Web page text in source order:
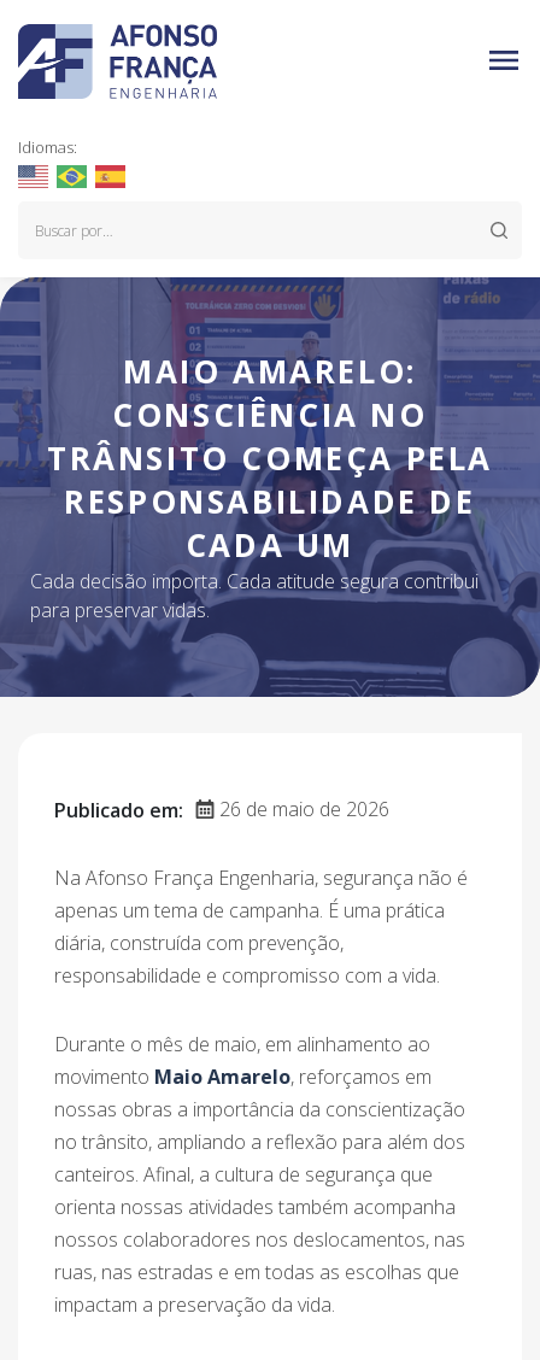
Idiomas:
MAIO AMARELO:
CONSCIÊNCIA NO
TRÂNSITO COMEÇA PELA
RESPONSABILIDADE DE
CADA UM
Cada decisão importa. Cada atitude segura contribui
para preservar vidas.
Publicado em: 26 de maio de 2026
Na Afonso França Engenharia, segurança não é
apenas um tema de campanha. É uma prática
diária, construída com prevenção,
responsabilidade e compromisso com a vida.
Durante o mês de maio, em alinhamento ao
movimento Maio Amarelo, reforçamos em
nossas obras a importância da conscientização
no trânsito, ampliando a reflexão para além dos
canteiros. Afinal, a cultura de segurança que
orienta nossas atividades também acompanha
nossos colaboradores nos deslocamentos, nas
ruas, nas estradas e em todas as escolhas que
impactam a preservação da vida.